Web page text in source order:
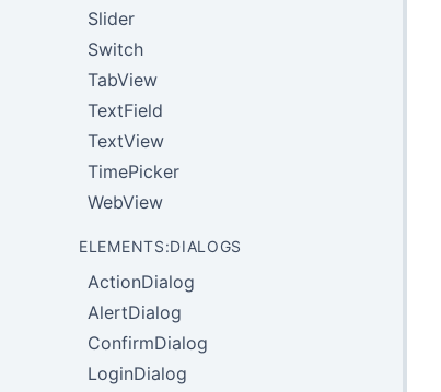
Slider
Switch
TabView
TextField
TextView
TimePicker
WebView
ELEMENTS:DIALOGS
ActionDialog
AlertDialog
ConfirmDialog
LoginDialog